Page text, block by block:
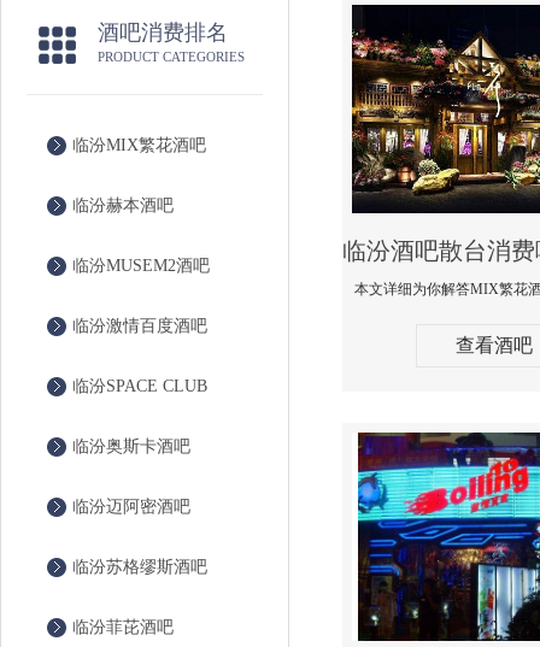
酒吧消费排名
PRODUCT CATEGORIES
临汾MIX繁花酒吧
临汾赫本酒吧
临汾MUSEM2酒吧
临汾激情百度酒吧
临汾SPACE CLUB
临汾奥斯卡酒吧
临汾迈阿密酒吧
临汾苏格缪斯酒吧
临汾菲芘酒吧
查看酒吧